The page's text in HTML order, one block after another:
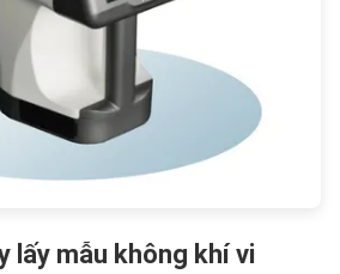
lấy mẫu không khí vi